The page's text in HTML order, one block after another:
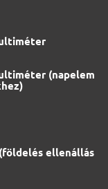
(napelem
ellenállás